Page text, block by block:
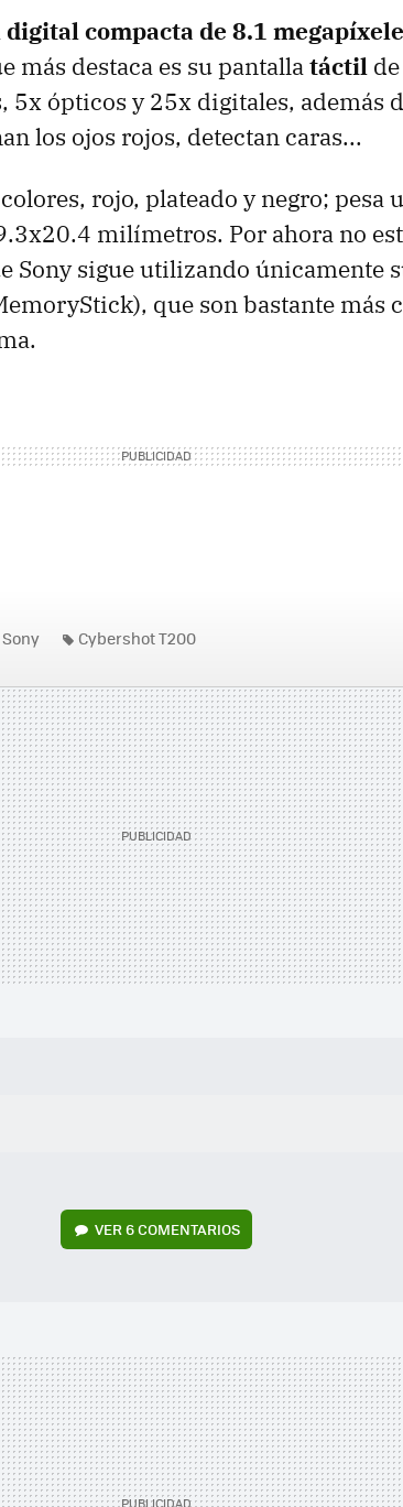
digital compacta de 8.1
más destaca es su pantallatáctil
5x ópticos y 25x digitales, además
los ojos rojos, detectan caras...
rojo, plateado y negro; pesa
milímetros. Por ahora no
Sony sigue utilizando únicamente
que son bastante más
Sony Cybershot T200
VER6 COMENTARIOS